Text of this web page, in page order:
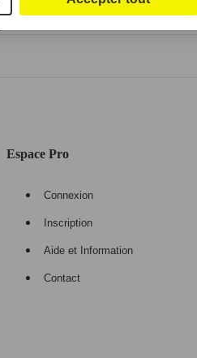
Espace Pro
Connexion
Inscription
Aide et Information
Contact